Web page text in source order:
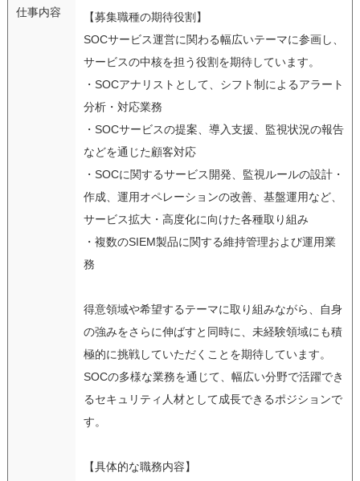
仕事内容
【募集職種の期待役割】
SOCサービス運営に関わる幅広いテーマに参画し、
サービスの中核を担う役割を期待しています。
・SOCアナリストとして、シフト制によるアラート
分析・対応業務
・SOCサービスの提案、導入支援、監視状況の報告
などを通じた顧客対応
・SOCに関するサービス開発、監視ルールの設計・
作成、運用オペレーションの改善、基盤運用など、
サービス拡大・高度化に向けた各種取り組み
・複数のSIEM製品に関する維持管理および運用業
務
得意領域や希望するテーマに取り組みながら、自身
の強みをさらに伸ばすと同時に、未経験領域にも積
極的に挑戦していただくことを期待しています。
SOCの多様な業務を通じて、幅広い分野で活躍でき
るセキュリティ人材として成長できるポジションで
す。
【具体的な職務内容】